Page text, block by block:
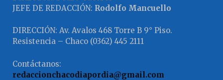
JEFE DE REDACCIÓN: Rodolfo Mancuello
DIRECCIÓN: Av. Avalos 468 Torre B 9° Piso.
Resistencia – Chaco (0362) 445 2111
Contáctanos:
redaccionchacodiapordia@gmail.com